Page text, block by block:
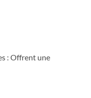
: Offrent une